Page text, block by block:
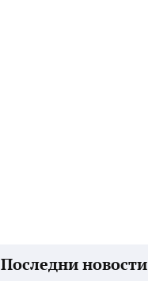
Последни новости